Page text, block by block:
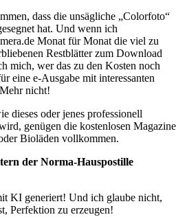
dass die unsägliche „Colorfoto“
hat. Und wenn ich
Monat für Monat die viel zu
Restblätter zum Download
mich, wer das zu den Kosten noch
eine e-Ausgabe mit interessanten
nicht!
dieses oder jenes professionell
genügen die kostenlosen Magazine
Bioläden vollkommen.
der Norma-Hauspostille
KI generiert! Und ich glaube nicht,
Perfektion zu erzeugen!